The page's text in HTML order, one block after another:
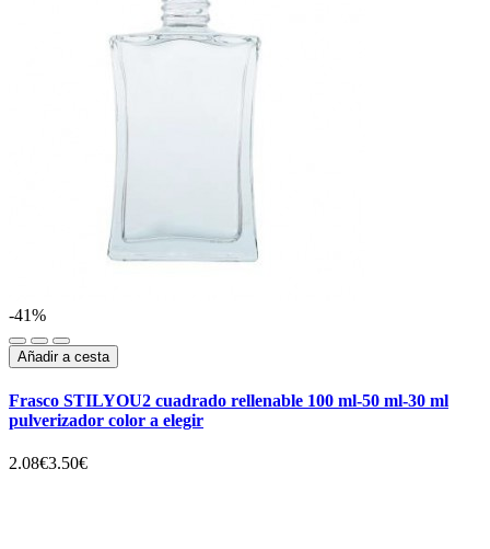
-41%
Añadir a cesta
Frasco STILYOU2 cuadrado rellenable 100 ml-50 ml-30 ml
pulverizador color a elegir
2.08€3.50€